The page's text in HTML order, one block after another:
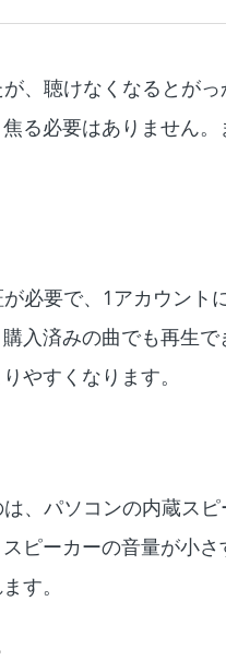
、聴けなくなるとが
る必要はありません
必要で、1アカウント
入済みの曲でも再生
やすくなります。
、パソコンの内蔵ス
ピーカーの音量が小
す。